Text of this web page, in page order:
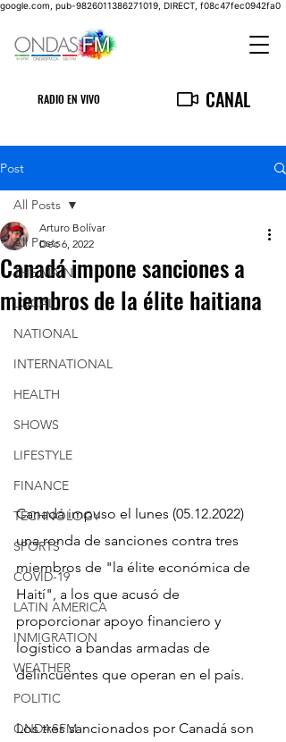
google.com, pub-9826011386271019, DIRECT, f08c47fec0942fa0
RADIO EN VIVO CANAL
Post
All Posts
THE MAIN
LOCAL
NATIONAL
INTERNATIONAL
HEALTH
SHOWS
LIFESTYLE
FINANCE
TECHNOLOGY
SPORTS
COVID-19
LATIN AMERICA
INMIGRATION
WEATHER
POLITIC
ONDASFM
All Posts
Canadá impone sanciones a
miembros de la élite haitiana
Arturo Bolívar
Dec 6, 2022
Canadá impuso el lunes (05.12.2022)
una ronda de sanciones contra tres
miembros de "la élite económica de
Haití", a los que acusó de
proporcionar apoyo financiero y
logístico a bandas armadas de
delincuentes que operan en el país.
Los tres sancionados por Canadá son